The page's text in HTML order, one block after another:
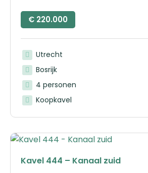
€ 220.000
Utrecht
Bosrijk
4 personen
Koopkavel
Kavel 444 – Kanaal zuid